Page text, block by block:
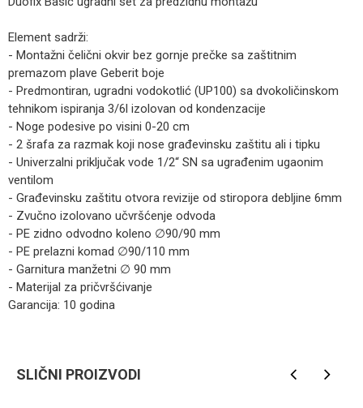
Element sadrži:
- Montažni čelični okvir bez gornje prečke sa zaštitnim
premazom plave Geberit boje
- Predmontiran, ugradni vodokotlić (UP100) sa dvokoličinskom
tehnikom ispiranja 3/6l izolovan od kondenzacije
- Noge podesive po visini 0-20 cm
- 2 šrafa za razmak koji nose građevinsku zaštitu ali i tipku
- Univerzalni priključak vode 1/2“ SN sa ugrađenim ugaonim
ventilom
- Građevinsku zaštitu otvora revizije od stiropora debljine 6mm
- Zvučno izolovano učvršćenje odvoda
- PE zidno odvodno koleno ∅90/90 mm
- PE prelazni komad ∅90/110 mm
- Garnitura manžetni ∅ 90 mm
- Materijal za pričvršćivanje
Garancija: 10 godina
SLIČNI PROIZVODI